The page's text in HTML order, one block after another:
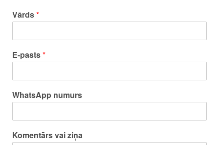
Vārds*
E-pasts*
WhatsApp numurs
Komentārs vai ziņa